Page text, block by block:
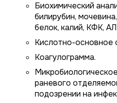
Биохимический
билирубин,
белок, калий, КФК,
Кислотно-основное
Коагулограмма.
раневого
подозрении на